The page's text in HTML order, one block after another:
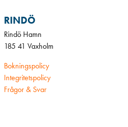
RINDÖ
Rindö Hamn
185 41 Vaxholm
Bokningspolicy
Integritetspolicy
Frågor & Svar